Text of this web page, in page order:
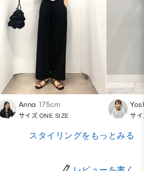
Anna 175cm
サイズ:ONE SIZE サ
スタイリングをもっとみる